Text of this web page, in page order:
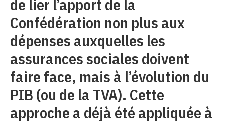
de lier l’apport de la
Confédération non plus aux
dépenses auxquelles les
assurances sociales doivent
faire face, mais à l’évolution du
PIB (ou de la TVA). Cette
approche a déjà été appliquée à